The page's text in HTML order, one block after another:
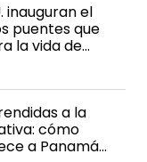
inauguran el
puentes que
la vida de
a la
cómo
a Panamá